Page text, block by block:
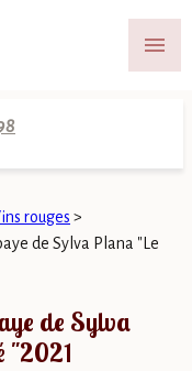
menu
rouges >
de Sylva Plana "Le
de Sylva
"2021